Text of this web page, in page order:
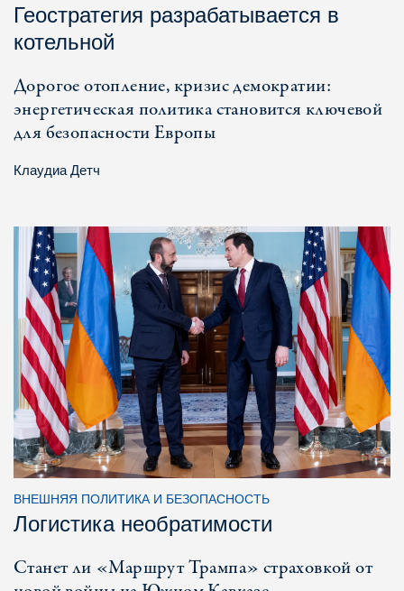
Геостратегия разрабатывается в
котельной
Дорогое отопление, кризис демократии:
энергетическая политика становится ключевой
для безопасности Европы
Клаудиа Детч
ВНЕШНЯЯ ПОЛИТИКА И БЕЗОПАСНОСТЬ
Логистика необратимости
Станет ли «Маршрут Трампа» страховкой от